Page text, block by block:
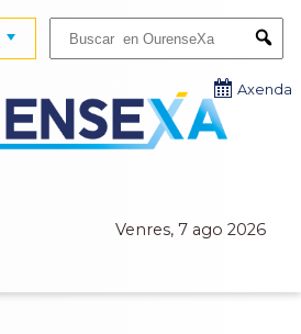
Venres, 7 ago 2026
Axenda